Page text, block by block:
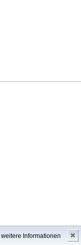
weitere Informationen ✖